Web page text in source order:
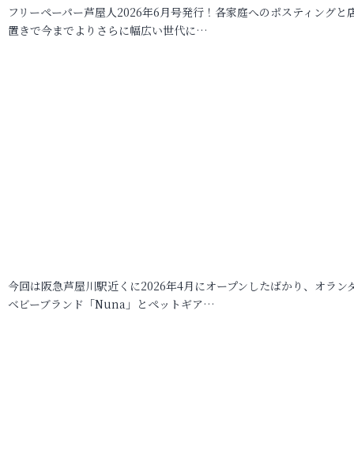
フリーペーパー芦屋人2026年6月号発行！各家庭へのポスティングと
置きで今までよりさらに幅広い世代に…
今回は阪急芦屋川駅近くに2026年4月にオープンしたばかり、オラン
ベビーブランド「Nuna」とペットギア…